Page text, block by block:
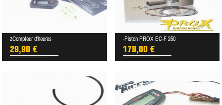
zCompteur d'heures
29,90 €
-Piston PROX EC-F 250
179,00 €